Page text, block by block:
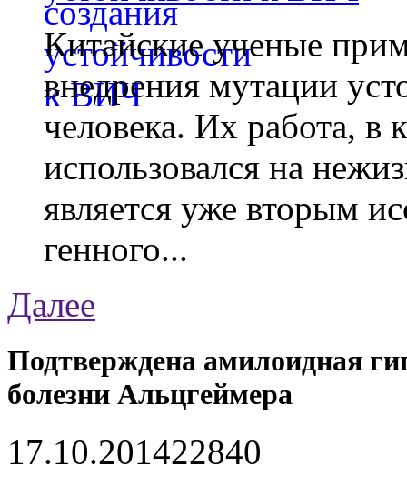
Китайские ученые
внедрения мутации
человека. Их работа, в
использовался на
является уже вторым
генного...
Далее
Подтверждена амилоидная
болезни Альцгеймера
17.10.201422840